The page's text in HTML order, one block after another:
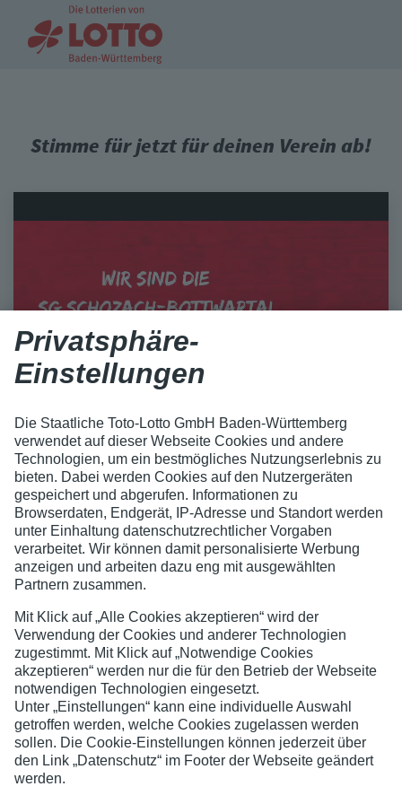
Stimme für jetzt für deinen Verein ab!
SG Schozach-Bottwartal
Jugend- und Spielerschutz Datenschutzerklärung
Impressum